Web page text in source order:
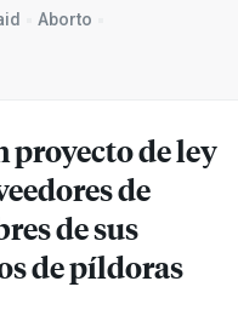
Aborto
de ley
de
de sus
de píldoras